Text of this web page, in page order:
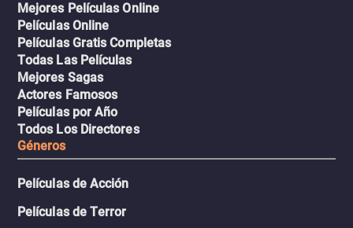
Mejores Películas Online
Películas Online
Películas Gratis Completas
Todas Las Películas
Mejores Sagas
Actores Famosos
Películas por Año
Todos Los Directores
Géneros
Películas de Acción
Películas de Terror